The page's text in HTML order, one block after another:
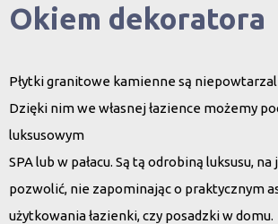
Okiem dekoratora
Płytki granitowe kamienne są
Dzięki nim we własnej łazience możemy
luksusowym
SPA lub w pałacu. Są tą odrobiną luksusu,
pozwolić, nie zapominając o praktycznym
użytkowania łazienki, czy posadzki w domu.